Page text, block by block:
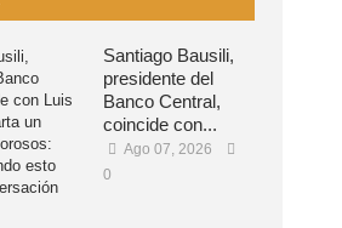
Santiago Bausili,
presidente del
Banco Central,
coincide con...
Ago 07, 2026
0